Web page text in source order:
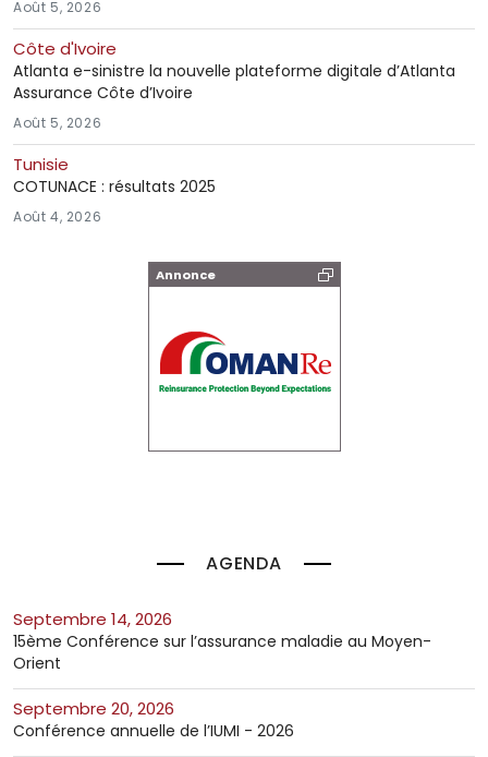
Annonce
AGENDA
septembre 14, 2026
15ème Conférence sur l’assurance maladie au Moyen-
Orient
septembre 20, 2026
Conférence annuelle de l’IUMI - 2026
Août 5, 2026
Côte d'Ivoire
Atlanta e-sinistre la nouvelle plateforme digitale d’Atlanta
Assurance Côte d’Ivoire
Août 5, 2026
Tunisie
COTUNACE : résultats 2025
Août 4, 2026